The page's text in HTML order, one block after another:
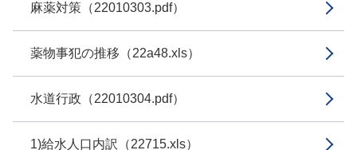
麻薬対策（22010303.pdf）
薬物事犯の推移（22a48.xls）
水道行政（22010304.pdf）
1)給水人口内訳（22715.xls）